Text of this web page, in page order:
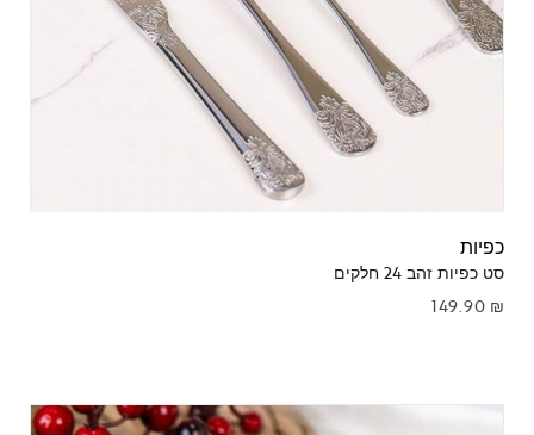
כפיות
סט כפיות זהב 24 חלקים
149.90 ₪